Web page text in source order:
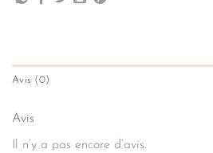
Avis (0)
Avis
Il n’y a pas encore d’avis.